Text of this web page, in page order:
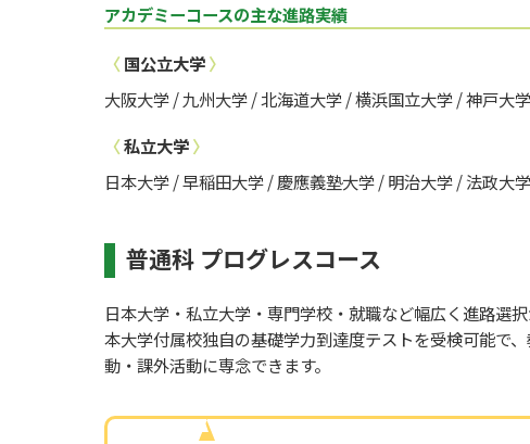
アカデミーコースの主な進路実績
〈国公立大学〉
大阪大学 / 九州大学 / 北海道大学 / 横浜国立大学 / 神戸大
〈私立大学〉
日本大学 / 早稲田大学 / 慶應義塾大学 / 明治大学 / 法政大
普通科 プログレスコース
日本大学・私立大学・専門学校・就職など幅広く進路選
本大学付属校独自の基礎学力到達度テストを受検可能で
動・課外活動に専念できます。